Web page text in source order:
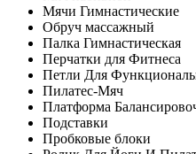
Мячи Гимнастические
Обруч массажный
Палка Гимнастическая
Перчатки для Фитнеса
Петли Для
Пилатес-Мяч
Платформа
Подставки
Пробковые блоки